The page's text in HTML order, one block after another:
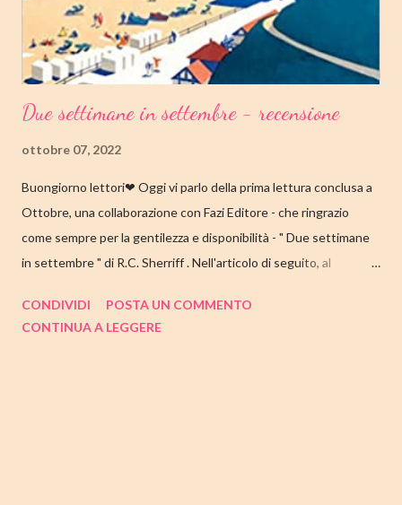
infilato il ...
Due settimane in settembre - recensione
ottobre 07, 2022
Buongiorno lettori❤ Oggi vi parlo della prima lettura conclusa a
Ottobre, una collaborazione con Fazi Editore - che ringrazio
come sempre per la gentilezza e disponibilità - " Due settimane
in settembre " di R.C. Sherriff . Nell'articolo di seguito, al
TITOLO: DUE SETTIMANE IN SETTEMBRE AUTORE: R.C.
CONDIVIDI
POSTA UN COMMENTO
CONTINUA A LEGGERE